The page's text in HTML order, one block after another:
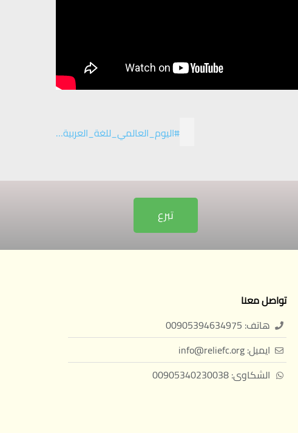
#اليوم_العالمي_للغة_العربية…
تبرع
تواصل معنا
هاتف: 00905394634975
ايميل: info@reliefc.org
الشكاوى: 00905340230038